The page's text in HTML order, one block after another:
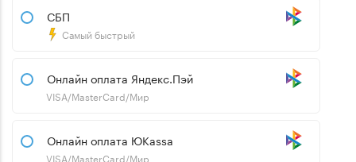
СБП
Самый быстрый
Онлайн оплата Яндекс.Пэй
VISA/MasterCard/Мир
Онлайн оплата ЮKassa
VISA/MasterCard/Мир